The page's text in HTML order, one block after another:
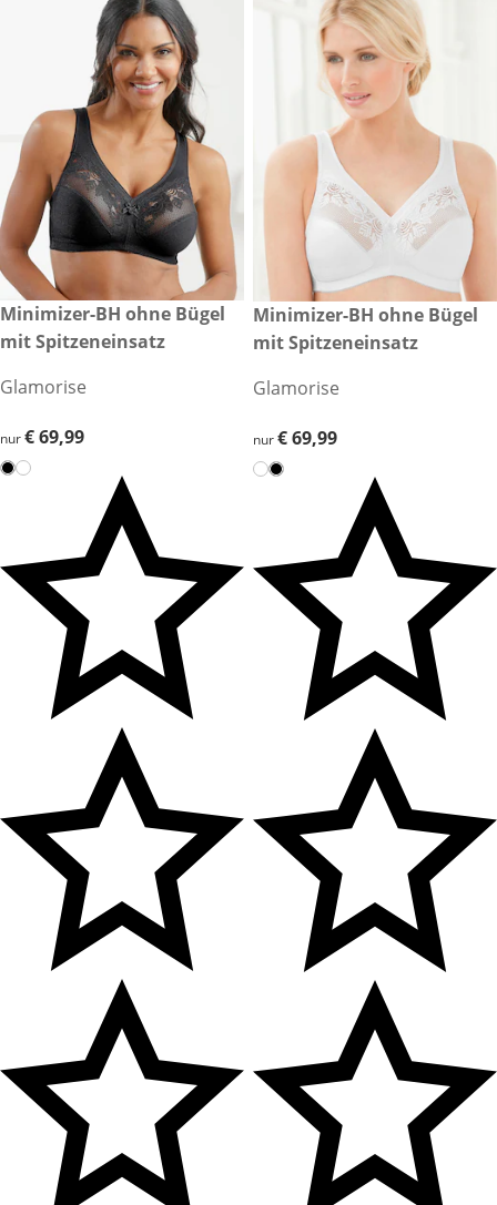
€ 69,99
Minimizer-BH ohne Bügel
mit Spitzeneinsatz
Glamorise
€ 69,99
nur€ 69,99
€ 69,99
Minimizer-BH ohne Bügel
mit Spitzeneinsatz
Glamorise
€ 69,99
nur€ 69,99